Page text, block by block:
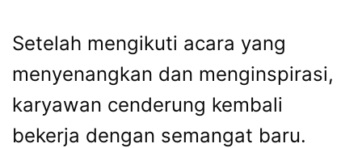
Setelah mengikuti acara yang
menyenangkan dan menginspirasi,
karyawan cenderung kembali
bekerja dengan semangat baru.